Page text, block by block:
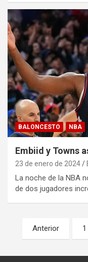
BALONCESTO NBA
Embiid y Towns
23 de enero de 2024
La noche de la NBA
de dos jugadores
Paginación
entradas
Anterior 1